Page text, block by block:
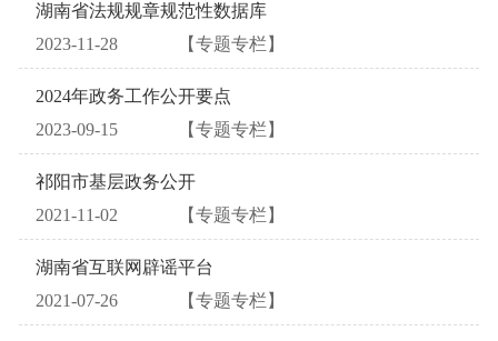
湖南省法规规章规范性数据库
2023-11-28
【专题专栏】
2024年政务工作公开要点
2023-09-15
【专题专栏】
祁阳市基层政务公开
2021-11-02
【专题专栏】
湖南省互联网辟谣平台
2021-07-26
【专题专栏】